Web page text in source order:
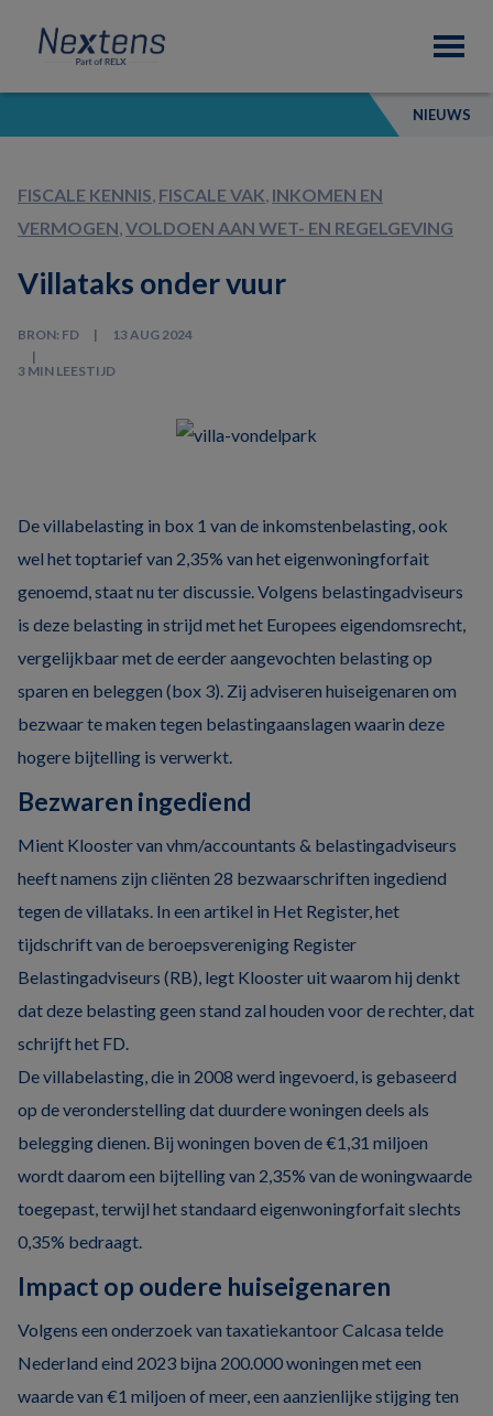
primary
navigation
content
footer
Nextens
Fiscaal
partner
van
NIEUWS
FISCALE KENNIS, FISCALE VAK, INKOMEN EN
VERMOGEN,VOLDOEN AAN WET- EN REGELGEVING
Villataks onder vuur
BRON: FD 13 AUG 2024
3 MIN LEESTIJD
De villabelasting in box 1 van de inkomstenbelasting, ook
wel het toptarief van 2,35% van het eigenwoningforfait
genoemd, staat nu ter discussie. Volgens belastingadviseurs
is deze belasting in strijd met het Europees eigendomsrecht,
vergelijkbaar met de eerder aangevochten belasting op
sparen en beleggen (box 3). Zij adviseren huiseigenaren om
bezwaar te maken tegen belastingaanslagen waarin deze
hogere bijtelling is verwerkt.
Bezwaren ingediend
Mient Klooster van vhm/accountants & belastingadviseurs
heeft namens zijn cliënten 28 bezwaarschriften ingediend
tegen de villataks. In een artikel in Het Register, het
tijdschrift van de beroepsvereniging Register
Belastingadviseurs (RB), legt Klooster uit waarom hij denkt
dat deze belasting geen stand zal houden voor de rechter, dat
schrijft het FD.
De villabelasting, die in 2008 werd ingevoerd, is gebaseerd
op de veronderstelling dat duurdere woningen deels als
belegging dienen. Bij woningen boven de €1,31 miljoen
wordt daarom een bijtelling van 2,35% van de woningwaarde
toegepast, terwijl het standaard eigenwoningforfait slechts
0,35% bedraagt.
Impact op oudere huiseigenaren
Volgens een onderzoek van taxatiekantoor Calcasa telde
Nederland eind 2023 bijna 200.000 woningen met een
waarde van €1 miljoen of meer, een aanzienlijke stijging ten